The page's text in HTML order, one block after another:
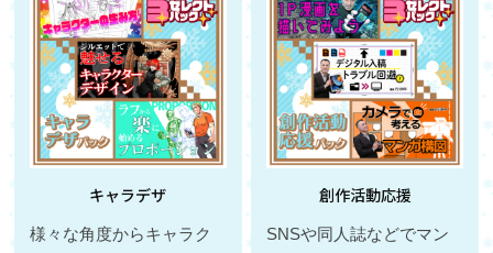
キャラデザ
様々な角度からキャラク
創作活動応援
SNSや同人誌などでマン